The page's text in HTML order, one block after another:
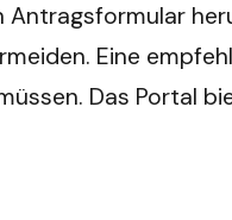
Antragsformular
Eine
Das Portal